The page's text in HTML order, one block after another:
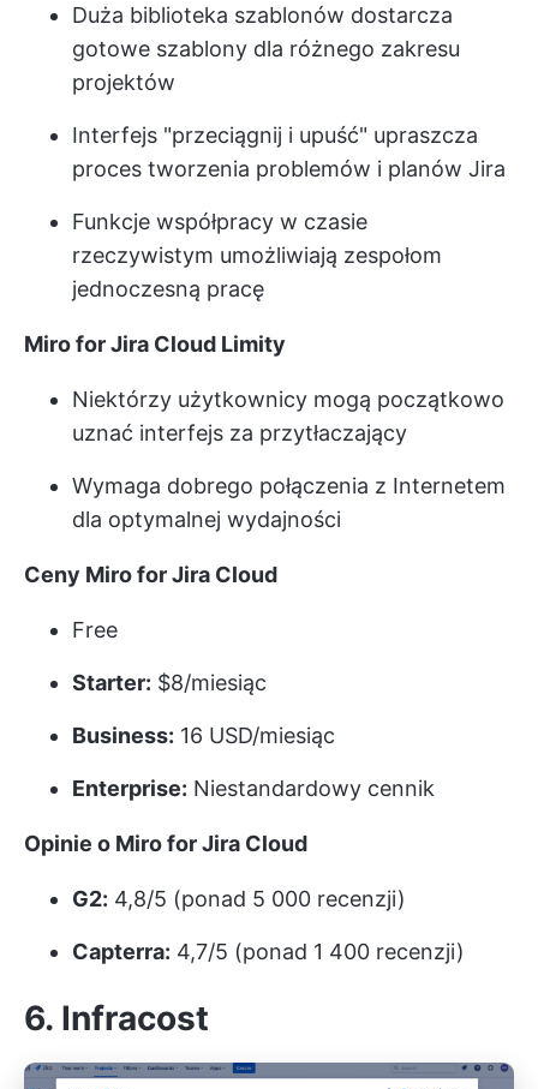
Duża biblioteka szablonów dostarcza
gotowe szablony dla różnego zakresu
projektów
Interfejs "przeciągnij i upuść" upraszcza
proces tworzenia problemów i planów Jira
Funkcje współpracy w czasie
rzeczywistym umożliwiają zespołom
jednoczesną pracę
Miro for Jira Cloud Limity
Niektórzy użytkownicy mogą początkowo
uznać interfejs za przytłaczający
Wymaga dobrego połączenia z Internetem
dla optymalnej wydajności
Ceny Miro for Jira Cloud
Free
Starter: $8/miesiąc
Business: 16 USD/miesiąc
Enterprise: Niestandardowy cennik
Opinie o Miro for Jira Cloud
G2: 4,8/5 (ponad 5 000 recenzji)
Capterra: 4,7/5 (ponad 1 400 recenzji)
6. Infracost